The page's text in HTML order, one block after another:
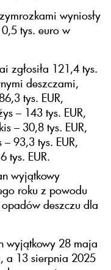
wyniosły
tys. euro w
zgłosiła 121,4 tys.
deszczami,
tys. EUR,
– 143 tys. EUR,
– 30,8 tys. EUR,
– 93,3 tys. EUR,
tys. EUR.
wyjątkowy
roku z powodu
deszczu dla
wyjątkowy 28 maja
a 13 sierpnia 2025